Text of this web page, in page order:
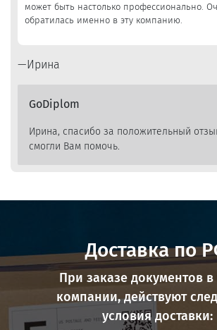
может быть настолько профессионально.
обратилась именно в эту компанию.
Ирина
GoDiplom
Ирина, спасибо за положительный
смогли Вам помочь.
Доставка по
При заказе документов
компании, действуют
условия доставки: